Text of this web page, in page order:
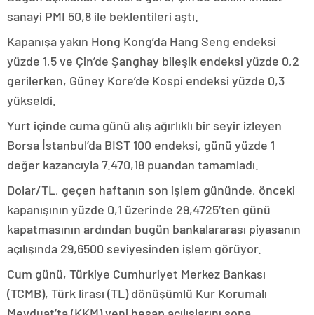
sanayi PMI 50,8 ile beklentileri aştı.
Kapanışa yakın Hong Kong’da Hang Seng endeksi
yüzde 1,5 ve Çin’de Şanghay bileşik endeksi yüzde 0,2
gerilerken, Güney Kore’de Kospi endeksi yüzde 0,3
yükseldi.
Yurt içinde cuma günü alış ağırlıklı bir seyir izleyen
Borsa İstanbul’da BIST 100 endeksi, günü yüzde 1
değer kazancıyla 7.470,18 puandan tamamladı.
Dolar/TL, geçen haftanın son işlem gününde, önceki
kapanışının yüzde 0,1 üzerinde 29,4725’ten günü
kapatmasının ardından bugün bankalararası piyasanın
açılışında 29,6500 seviyesinden işlem görüyor.
Cum günü, Türkiye Cumhuriyet Merkez Bankası
(TCMB), Türk lirası (TL) dönüşümlü Kur Korumalı